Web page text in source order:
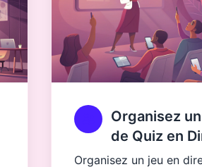
Organisez
de Quiz en
Organisez un jeu en